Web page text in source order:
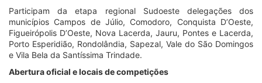
Participam da etapa regional Sudoeste delegações dos
municípios Campos de Júlio, Comodoro, Conquista D’Oeste,
Figueirópolis D’Oeste, Nova Lacerda, Jauru, Pontes e Lacerda,
Porto Esperidião, Rondolândia, Sapezal, Vale do São Domingos
e Vila Bela da Santíssima Trindade.
Abertura oficial e locais de competições